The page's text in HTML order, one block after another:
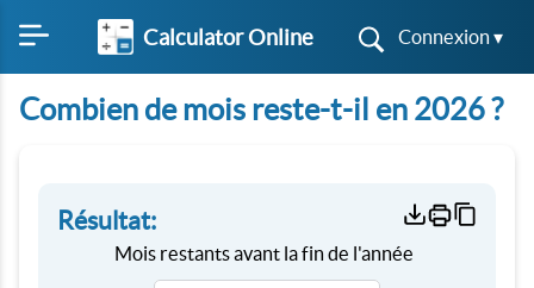
Calculator Online Connexion ▾
Combien de mois reste-t-il en 2026 ?
Résultat:
Mois restants avant la fin de l'année